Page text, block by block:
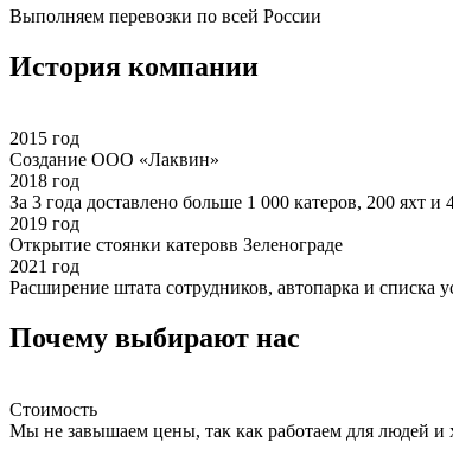
Выполняем перевозки по всей России
История компании
2015 год
Создание ООО «Лаквин»
2018 год
За 3 года доставлено больше 1 000 катеров, 200 яхт и
2019 год
Открытие стоянки катеровв Зеленограде
2021 год
Расширение штата сотрудников, автопарка и списка
Почему выбирают нас
Стоимость
Мы не завышаем цены, так как работаем для людей и